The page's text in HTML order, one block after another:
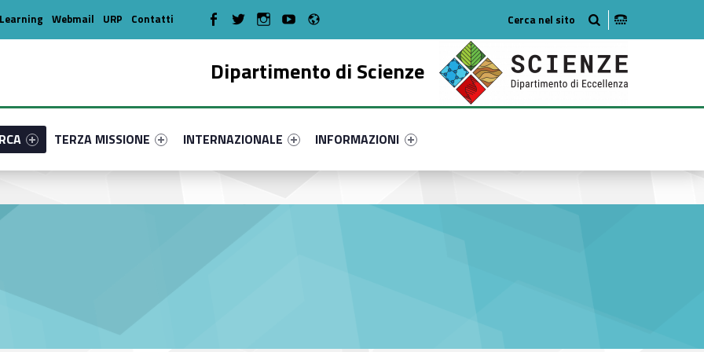
Dipartimento di Scienze
primary-71083-17
#link-menu-primary-58206-36
Link identifier #link-menu-primary-96127-46
TERZA MISSIONE
Link identifier #link-menu-primary-95404-51
INTERNAZIONALE
Link identifier #link-menu-primary-16477-61
INFORMAZIONI
Webmail URP Contatti WebMan on Facebook
WebMan on TwitterWebMan on Instagram
WebMan on Youtube